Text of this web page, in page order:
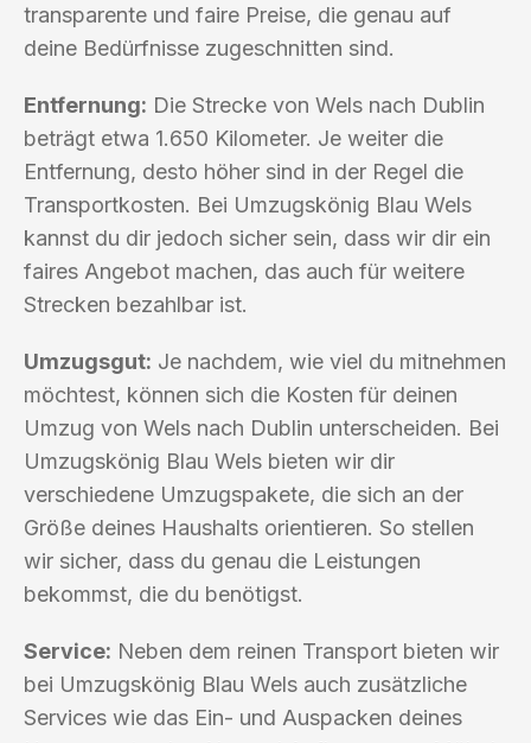
transparente und faire Preise, die genau auf
deine Bedürfnisse zugeschnitten sind.
Entfernung: Die Strecke von Wels nach Dublin
beträgt etwa 1.650 Kilometer. Je weiter die
Entfernung, desto höher sind in der Regel die
Transportkosten. Bei Umzugskönig Blau Wels
kannst du dir jedoch sicher sein, dass wir dir ein
faires Angebot machen, das auch für weitere
Strecken bezahlbar ist.
Umzugsgut: Je nachdem, wie viel du mitnehmen
möchtest, können sich die Kosten für deinen
Umzug von Wels nach Dublin unterscheiden. Bei
Umzugskönig Blau Wels bieten wir dir
verschiedene Umzugspakete, die sich an der
Größe deines Haushalts orientieren. So stellen
wir sicher, dass du genau die Leistungen
bekommst, die du benötigst.
Service: Neben dem reinen Transport bieten wir
bei Umzugskönig Blau Wels auch zusätzliche
Services wie das Ein- und Auspacken deines